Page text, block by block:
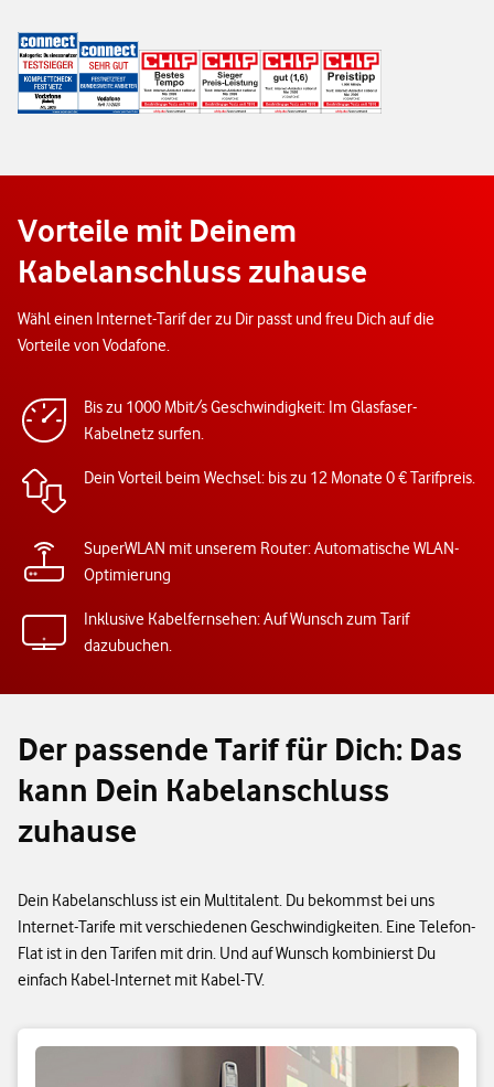
Vorteile mit Deinem
Kabelanschluss zuhause
Wähl einen Internet-Tarif der zu Dir passt und freu Dich auf die
Vorteile von Vodafone.
Bis zu 1000 Mbit/s Geschwindigkeit: Im Glasfaser-
Kabelnetz surfen.
Dein Vorteil beim Wechsel: bis zu 12 Monate 0 € Tarifpreis.
SuperWLAN mit unserem Router: Automatische WLAN-
Optimierung
Inklusive Kabelfernsehen: Auf Wunsch zum Tarif
dazubuchen.
Der passende Tarif für Dich: Das
kann Dein Kabelanschluss
zuhause
Dein Kabelanschluss ist ein Multitalent. Du bekommst bei uns
Internet-Tarife mit verschiedenen Geschwindigkeiten. Eine Telefon-
Flat ist in den Tarifen mit drin. Und auf Wunsch kombinierst Du
einfach Kabel-Internet mit Kabel-TV.